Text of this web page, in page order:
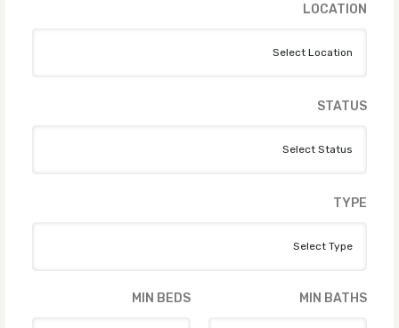
LOCATION
STATUS
TYPE
MIN BEDS MIN BATHS